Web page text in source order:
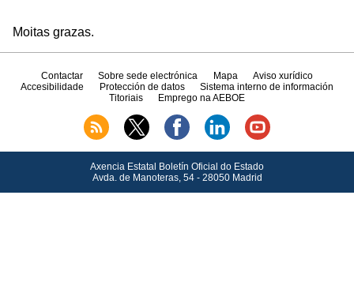
Moitas grazas.
Contactar Sobre sede electrónica Mapa
Aviso xurídico
Accesibilidade
Protección de datos
Sistema interno de información
Titoriais
Emprego na AEBOE
Axencia Estatal Boletín Oficial do Estado
Avda.de Manoteras, 54 - 28050 Madrid